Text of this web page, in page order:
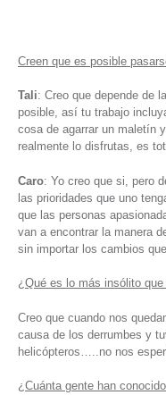
Creen que es posible
Tali: Creo que depende de
posible, así tu trabajo
cosa de agarrar un maletín
realmente lo disfrutas, es
Caro: Yo creo que si, pero
las prioridades que uno
que las personas
van a encontrar la manera
sin importar los cambios
¿Qué es lo más insólito
Creo que cuando nos
causa de los derrumbes y
helicópteros…..no nos
¿Cuánta gente han